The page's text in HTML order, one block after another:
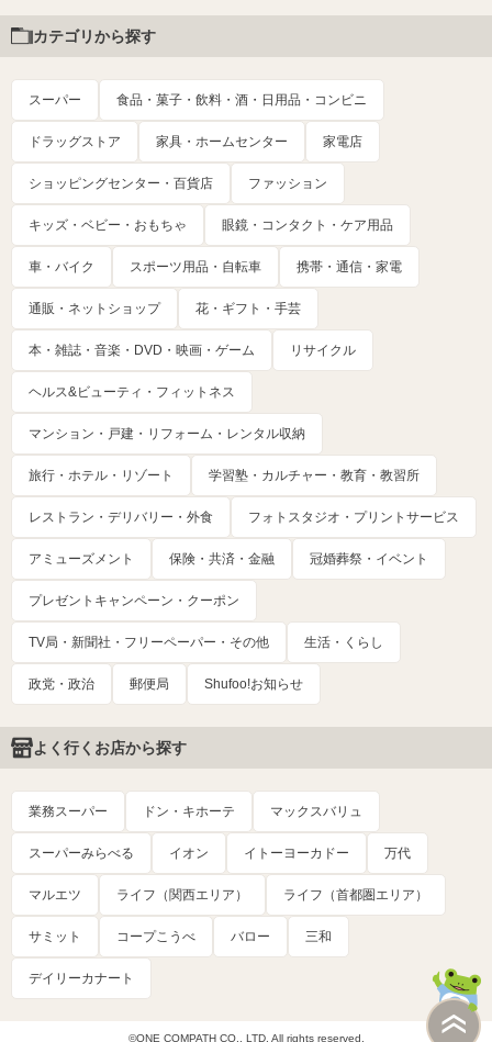
カテゴリから探す
スーパー 食品・菓子・飲料・酒・日用品・コンビニ
ドラッグストア 家具・ホームセンター 家電店
ショッピングセンター・百貨店 ファッション
キッズ・ベビー・おもちゃ 眼鏡・コンタクト・ケア用品
車・バイク スポーツ用品・自転車 携帯・通信・家電
通販・ネットショップ 花・ギフト・手芸
本・雑誌・音楽・DVD・映画・ゲーム リサイクル
ヘルス&ビューティ・フィットネス
マンション・戸建・リフォーム・レンタル収納
旅行・ホテル・リゾート 学習塾・カルチャー・教育・教習所
レストラン・デリバリー・外食 フォトスタジオ・プリントサービス
アミューズメント 保険・共済・金融 冠婚葬祭・イベント
プレゼントキャンペーン・クーポン
TV局・新聞社・フリーペーパー・その他 生活・くらし
政党・政治 郵便局 Shufoo!お知らせ
よく行くお店から探す
業務スーパー ドン・キホーテ マックスバリュ
スーパーみらべる イオン イトーヨーカドー 万代
マルエツ ライフ（関西エリア） ライフ（首都圏エリア）
サミット コープこうべ バロー 三和
デイリーカナート
©ONE COMPATH CO., LTD. All rights reserved.